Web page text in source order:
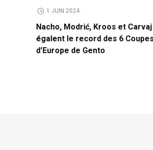
1 JUIN 2024
Nacho, Modrić, Kroos et
égalent le record des 6
d’Europe de Gento